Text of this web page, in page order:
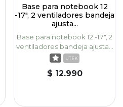
Base para notebook 12
-17", 2 ventiladores bandeja
ajusta...
Base para notebook 12 -17", 2
ventiladores bandeja ajusta...
UTEK
$ 12.990